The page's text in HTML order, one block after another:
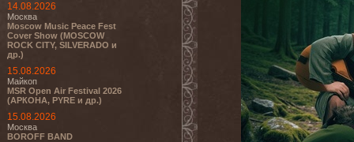
14.08.2026
Москва
Moscow Music Peace Fest
Cover Show (MOSCOW
ROCK CITY, SILVERADO и
др.)
15.08.2026
Майкоп
MSR Open Air Festival 2026
(АРКОНА, PYRE и др.)
15.08.2026
Москва
BOROFF BAND